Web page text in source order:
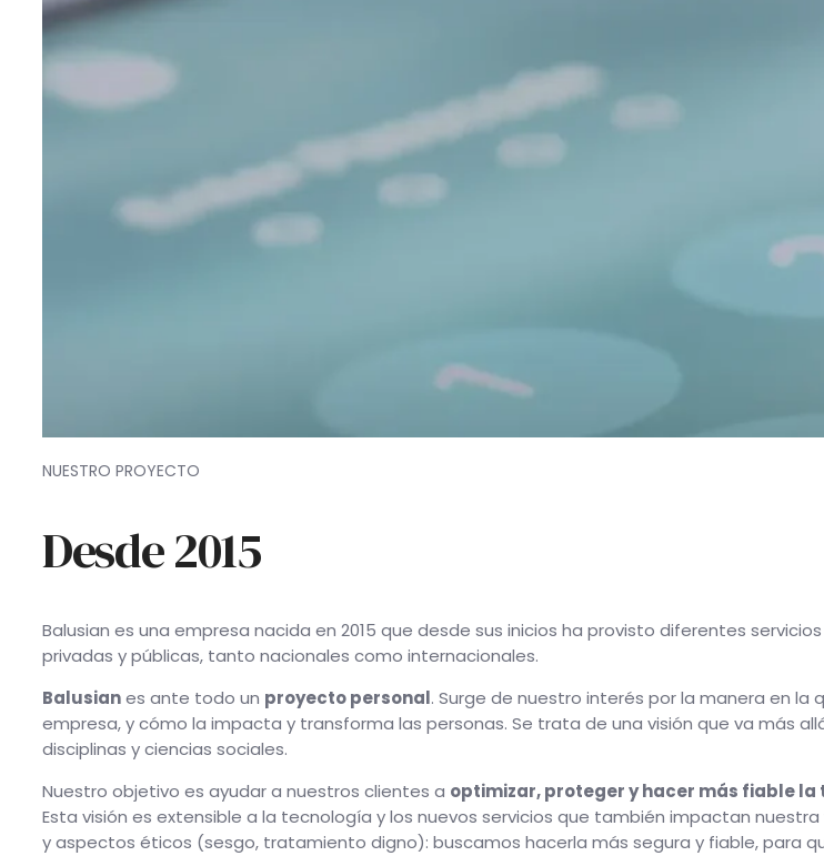
NUESTRO PROYECTO
Desde 2015
Balusian es una empresa nacida en 2015 que desde sus inicios ha provisto diferentes
privadas y públicas, tanto nacionales como internacionales.
Balusianes ante todo un proyecto personal. Surge de nuestro interés por la manera en
empresa, y cómo la impacta y transforma las personas. Se trata de una visión que va más
disciplinas y ciencias sociales.
Nuestro objetivo es ayudar a nuestros clientes a optimizar, proteger y hacer más fiable
Esta visión es extensible a la tecnología y los nuevos servicios que también impactan
y aspectos éticos (sesgo, tratamiento digno): buscamos hacerla más segura y fiable, para